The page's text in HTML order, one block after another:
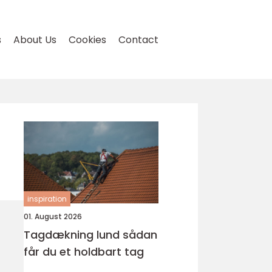
About Us Cookies Contact
inspiration
01. August 2026
Tagdækning lund sådan
får du et holdbart tag